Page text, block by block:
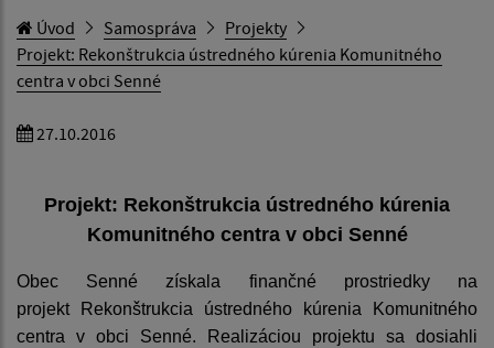
Úvod Samospráva
Projekty
Projekt: Rekonštrukcia ústredného kúrenia Komunitného
centra v obci Senné
27.10.2016
Projekt: Rekonštrukcia ústredného kúrenia
Komunitného centra v obci Senné
Obec Senné získala finančné prostriedky na
projekt
Rekonštrukcia ústredného kúrenia Komunitného
centra v obci Senné. Realizáciou projektu sa dosiahli